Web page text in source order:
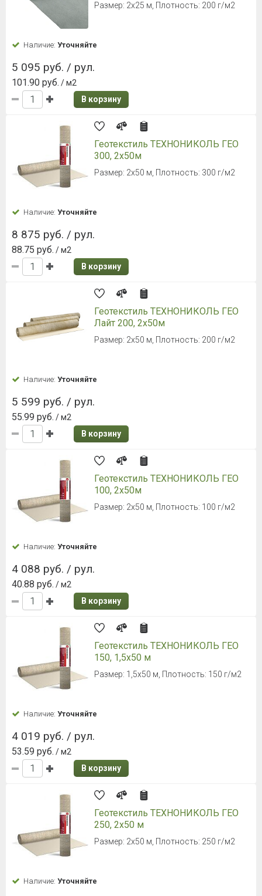
Размер: 2х25 м, Плотность: 200 г/м2
Наличие: Уточняйте
5 095 руб. / рул.
101.90 руб. / м2
В корзину
Геотекстиль ТЕХНОНИКОЛЬ ГЕО
300, 2х50м
Размер: 2х50 м, Плотность: 300 г/м2
Наличие: Уточняйте
8 875 руб. / рул.
88.75 руб. / м2
В корзину
Геотекстиль ТЕХНОНИКОЛЬ ГЕО
Лайт 200, 2х50м
Размер: 2х50 м, Плотность: 200 г/м2
Наличие: Уточняйте
5 599 руб. / рул.
55.99 руб. / м2
В корзину
Геотекстиль ТЕХНОНИКОЛЬ ГЕО
100, 2х50м
Размер: 2х50 м, Плотность: 100 г/м2
Наличие: Уточняйте
4 088 руб. / рул.
40.88 руб. / м2
В корзину
Геотекстиль ТЕХНОНИКОЛЬ ГЕО
150, 1,5х50 м
Размер: 1,5х50 м, Плотность: 150 г/м2
Наличие: Уточняйте
4 019 руб. / рул.
53.59 руб. / м2
В корзину
Геотекстиль ТЕХНОНИКОЛЬ ГЕО
250, 2х50 м
Размер: 2х50 м, Плотность: 250 г/м2
Наличие: Уточняйте